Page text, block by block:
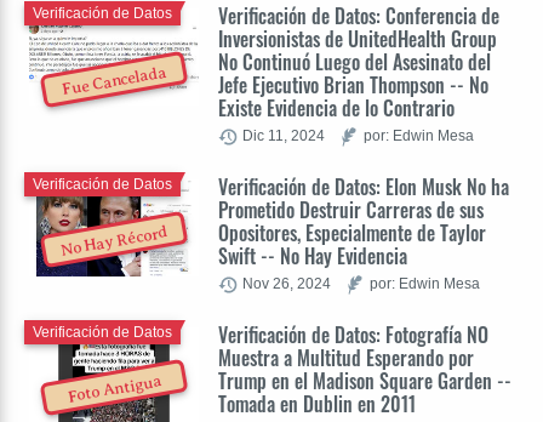
Fue Cancelada
Verificación de Datos: Conferencia de
Inversionistas de UnitedHealth Group
No Continuó Luego del Asesinato del
Jefe Ejecutivo Brian Thompson -- No
Existe Evidencia de lo Contrario
Verificación de Datos
Dic 11, 2024 por: Edwin Mesa
No Hay Récord
Verificación de Datos: Elon Musk No ha
Prometido Destruir Carreras de sus
Opositores, Especialmente de Taylor
Swift -- No Hay Evidencia
Verificación de Datos
Nov 26, 2024 por: Edwin Mesa
Foto Antigua
Verificación de Datos: Fotografía NO
Muestra a Multitud Esperando por
Trump en el Madison Square Garden --
Tomada en Dublin en 2011
Verificación de Datos